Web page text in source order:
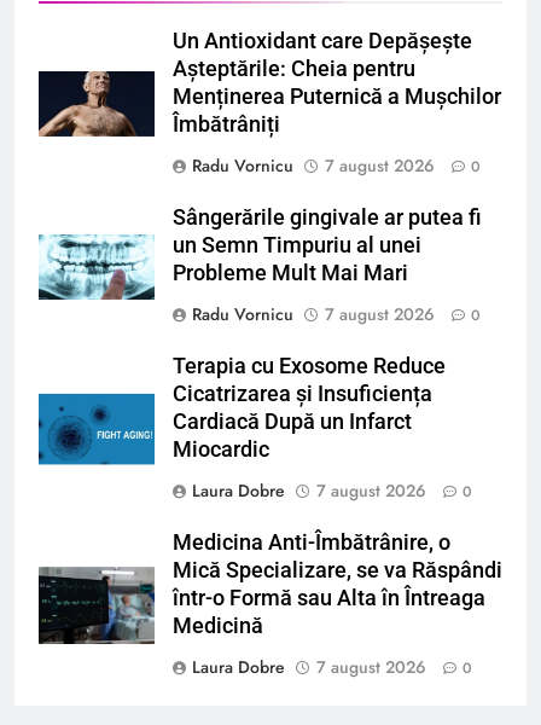
Un Antioxidant care Depășește
Așteptările: Cheia pentru
Menținerea Puternică a Mușchilor
Îmbătrâniți
Radu Vornicu
7 august 2026 0
Sângerările gingivale ar putea fi
un Semn Timpuriu al unei
Probleme Mult Mai Mari
Radu Vornicu
7 august 2026 0
Terapia cu Exosome Reduce
Cicatrizarea și Insuficiența
Cardiacă După un Infarct
Miocardic
Laura Dobre
7 august 2026 0
Medicina Anti-Îmbătrânire, o
Mică Specializare, se va Răspândi
într-o Formă sau Alta în Întreaga
Medicină
Laura Dobre
7 august 2026 0